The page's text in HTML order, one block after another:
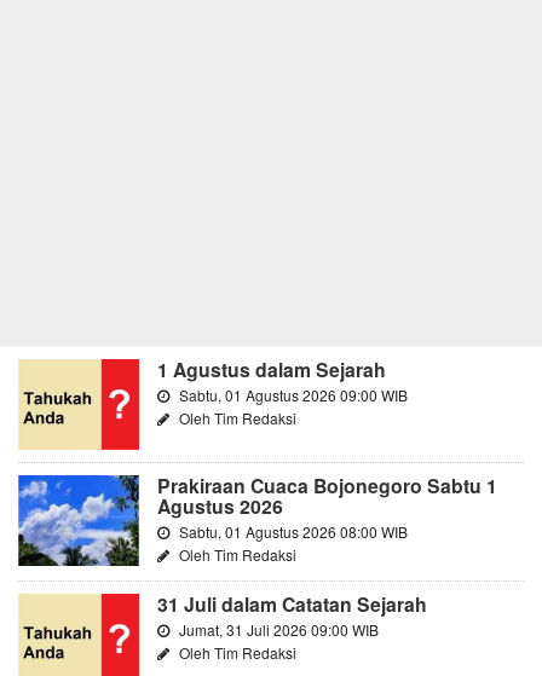
1 Agustus dalam Sejarah
Sabtu, 01 Agustus 2026 09:00 WIB
Oleh Tim Redaksi
Prakiraan Cuaca Bojonegoro Sabtu 1
Agustus 2026
Sabtu, 01 Agustus 2026 08:00 WIB
Oleh Tim Redaksi
31 Juli dalam Catatan Sejarah
Jumat, 31 Juli 2026 09:00 WIB
Oleh Tim Redaksi